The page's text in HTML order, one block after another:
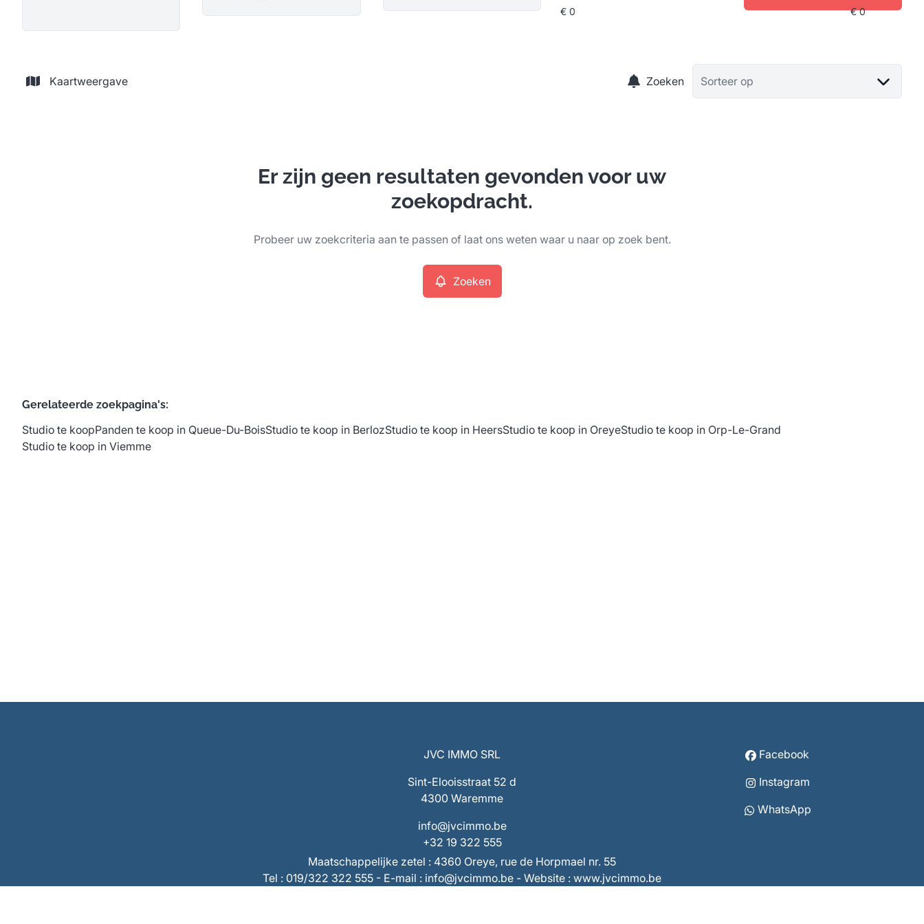
Kaartweergave Zoeken Sorteer op
Er zijn geen resultaten gevonden voor uw
zoekopdracht.
Probeer uw zoekcriteria aan te passen of laat ons weten waar u naar op zoek bent.
Zoeken
Gerelateerde zoekpagina's:
Studio te koopPanden te koop in Queue-Du-BoisStudio te koop in BerlozStudio te koop in HeersStudio te koop in OreyeStudio te koop in Orp-Le-Grand
Studio te koop in Viemme
JVC IMMO SRL
Sint-Elooisstraat 52 d
4300 Waremme
info@jvcimmo.be
+32 19 322 555
Facebook
Instagram
WhatsApp
Maatschappelijke zetel : 4360 Oreye, rue de Horpmael nr. 55
Tel : 019/322 322 555 - E-mail : info@jvcimmo.be - Website : www.jvcimmo.be